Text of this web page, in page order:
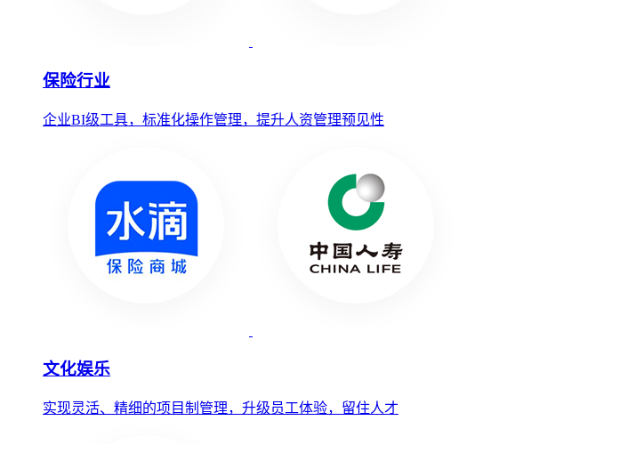
保险行业
企业BI级工具，标准化操作管理，提升人资管理预见性
文化娱乐
实现灵活、精细的项目制管理，升级员工体验，留住人才